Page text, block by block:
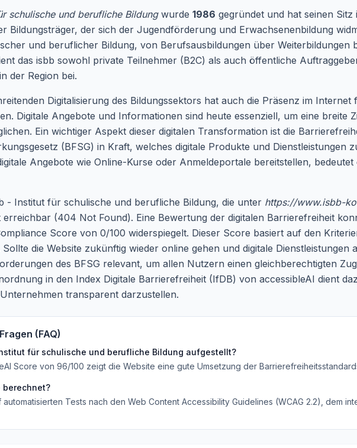
schulische und berufliche Bildungwurde 1986 gegründet und hat seinen Sitz
Bildungsträger, der sich der Jugendförderung und Erwachsenenbildung
und beruflicher Bildung, von Berufsausbildungen über Weiterbildungen
das isbb sowohl private Teilnehmer (B2C) als auch öffentliche
der Region bei.
Digitalisierung des Bildungssektors hat auch die Präsenz im
Digitale Angebote und Informationen sind heute essenziell, um eine breite
Ein wichtiger Aspekt dieser digitalen Transformation ist die
(BFSG) in Kraft, welches digitale Produkte und Dienstleistungen
Angebote wie Online-Kurse oder Anmeldeportale bereitstellen,
- Institut für schulische und berufliche Bildung, die unter https://www.isbb-
(404 Not Found). Eine Bewertung der digitalen Barrierefreiheit
Score von 0/100 widerspiegelt. Dieser Score basiert auf den
Sollte die Website zukünftig wieder online gehen und digitale Dienstleistungen
des BFSG relevant, um allen Nutzern einen gleichberechtigten
in den Index Digitale Barrierefreiheit (IfDB) von accessibleAI dient
transparent darzustellen.
(FAQ)
für schulische und berufliche Bildung aufgestellt?
Score von 96/100 zeigt die Website eine gute Umsetzung der
berechnet?
Tests nach den Web Content Accessibility Guidelines (WCAG 2.2), dem